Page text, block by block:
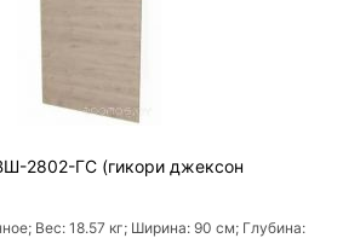
2802-ГС (гикори джексон
Вес: 18.57 кг; Ширина: 90 см; Глубина: